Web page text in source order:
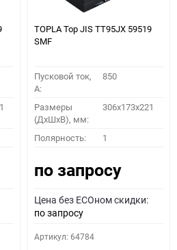
полярность?
3 - обратная 4 - прямая
TOPLA Top JIS TT95JX 59519
SMF
Пусковой ток,
A:
850
Размеры
(ДхШхВ), мм:
306x173x221
Полярность: 1
по запросу
Цена без ECOном скидки:
по запросу
Артикул: 64784